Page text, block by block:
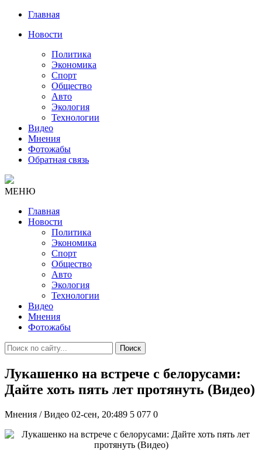
Главная
Новости
Политика
Экономика
Спорт
Общество
Авто
Экология
Технологии
Видео
Мнения
Фотожабы
Обратная связь
МЕНЮ
Главная
Новости
Политика
Экономика
Спорт
Общество
Авто
Экология
Технологии
Видео
Мнения
Фотожабы
Поиск
Лукашенко на встрече с белорусами:
Дайте хоть пять лет протянуть (Видео)
Мнения / Видео 02-сен, 20:489 5 077 0